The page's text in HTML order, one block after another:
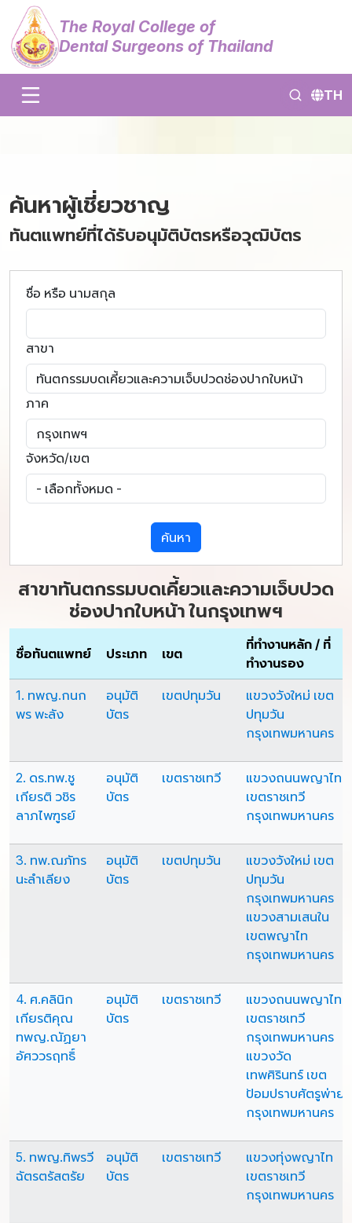
The Royal College of
Dental Surgeons of Thailand
TH
ค้นหาผู้เชี่ยวชาญ
ทันตแพทย์ที่ได้รับอนุมัติบัตรหรือวุฒิบัตร
ชื่อ หรือ นามสกุล
สาขา
ภาค
จังหวัด/เขต
ค้นหา
สาขาทันตกรรมบดเคี้ยวและความเจ็บปวด
ช่องปากใบหน้า ในกรุงเทพฯ
ชื่อทันตแพทย์ ประเภท เขต
ที่ทำงานหลัก / ที่
ทำงานรอง
1. ทพญ.กนก
พร พะลัง
อนุมัติ
บัตร
เขตปทุมวัน
แขวงวังใหม่ เขต
ปทุมวัน
กรุงเทพมหานคร
2. ดร.ทพ.ชู
เกียรติ วชิร
ลาภไพฑูรย์
อนุมัติ
บัตร
เขตราชเทวี
แขวงถนนพญาไท
เขตราชเทวี
กรุงเทพมหานคร
3. ทพ.ณภัทร
นะลำเลียง
อนุมัติ
บัตร
เขตปทุมวัน
แขวงวังใหม่ เขต
ปทุมวัน
กรุงเทพมหานคร
แขวงสามเสนใน
เขตพญาไท
กรุงเทพมหานคร
4. ศ.คลินิก
เกียรติคุณ
ทพญ.ณัฏยา
อัศววรฤทธิ์
อนุมัติ
บัตร
เขตราชเทวี
แขวงถนนพญาไท
เขตราชเทวี
กรุงเทพมหานคร
แขวงวัด
เทพศิรินทร์ เขต
ป้อมปราบศัตรูพ่าย
กรุงเทพมหานคร
5. ทพญ.ทิพรวี
ฉัตรตรัสตรัย
อนุมัติ
บัตร
เขตราชเทวี
แขวงทุ่งพญาไท
เขตราชเทวี
กรุงเทพมหานคร